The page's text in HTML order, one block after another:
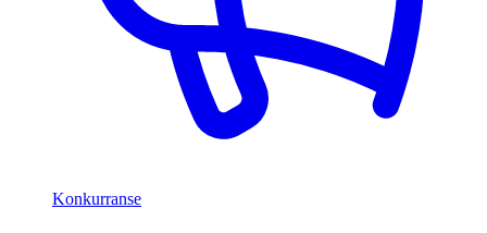
Konkurranse